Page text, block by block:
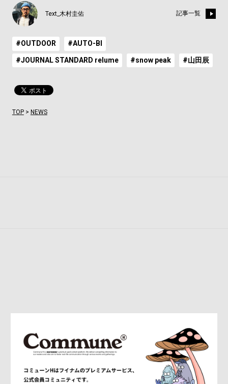
Text_木村圭佑 記事一覧
#OUTDOOR #AUTO-BI
#JOURNAL STANDARD relume #snow peak #山田辰
TOP> NEWS